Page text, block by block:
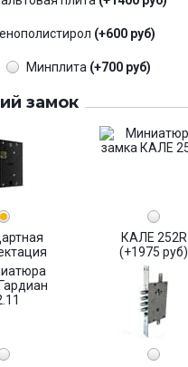
(+600 руб)
Минплита (+700 руб)
замок
КАЛЕ 252R
(+1975 руб)